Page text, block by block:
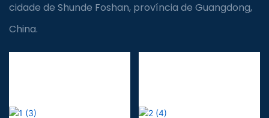
cidade de Shunde Foshan, província de Guangdong,
China.